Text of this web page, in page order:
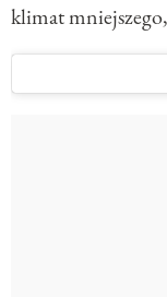
klimat